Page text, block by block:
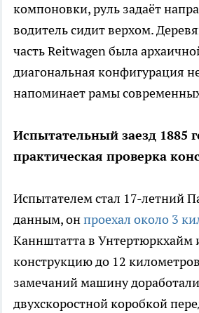
компоновки, руль задаёт
водитель сидит верхом.
часть Reitwagen была
диагональная конфигурация
напоминает рамы
Испытательный заезд 1885
практическая проверка
Испытателем стал 17-летний
данным, онпроехал около 3
Каннштатта в Унтертюркхайм
конструкцию до 12
замечаний машину
двухскоростной коробкой